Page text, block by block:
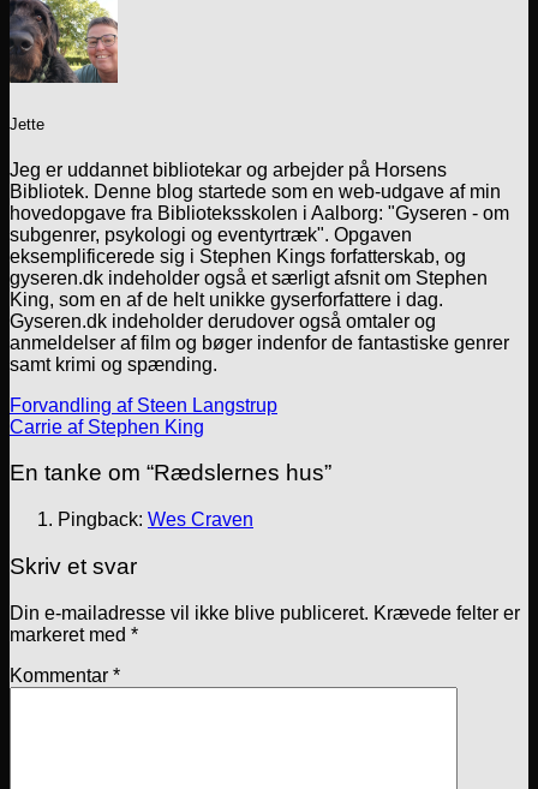
Jette
Jeg er uddannet bibliotekar og arbejder på Horsens
Bibliotek. Denne blog startede som en web-udgave af min
hovedopgave fra Biblioteksskolen i Aalborg: "Gyseren - om
subgenrer, psykologi og eventyrtræk". Opgaven
eksemplificerede sig i Stephen Kings forfatterskab, og
gyseren.dk indeholder også et særligt afsnit om Stephen
King, som en af de helt unikke gyserforfattere i dag.
Gyseren.dk indeholder derudover også omtaler og
anmeldelser af film og bøger indenfor de fantastiske genrer
samt krimi og spænding.
Forvandling af Steen Langstrup
Carrie af Stephen King
En tanke om “Rædslernes hus”
Pingback: Wes Craven
Skriv et svar
Din e-mailadresse vil ikke blive publiceret. Krævede felter er
markeret med *
Kommentar *